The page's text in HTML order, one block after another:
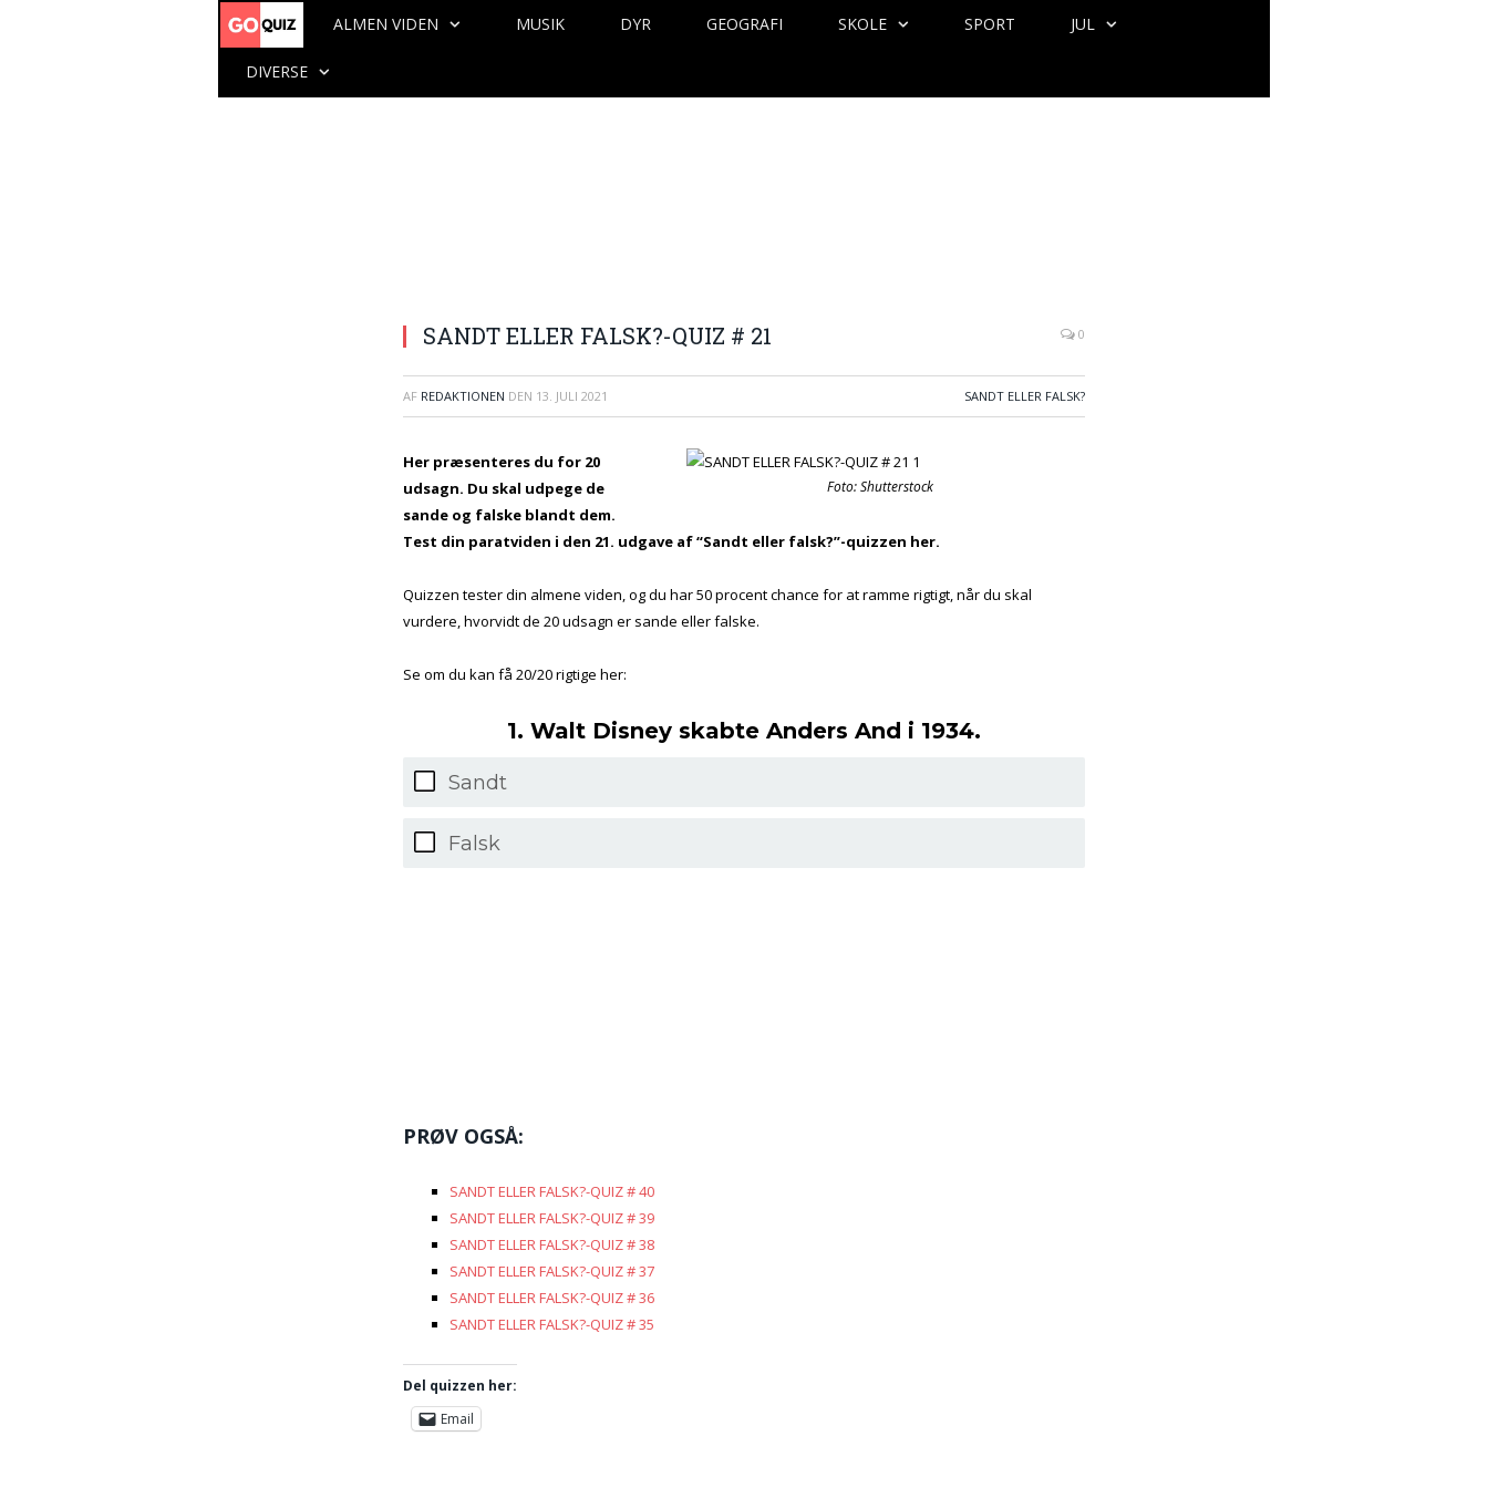
ALMEN VIDEN MUSIK DYR GEOGRAFI SKOLE SPORT JUL
DIVERSE
SANDT ELLER FALSK?-QUIZ # 21 0
AF REDAKTIONEN DEN 13. JULI 2021 SANDT ELLER FALSK?
Foto: Shutterstock
Her præsenteres du for 20
udsagn. Du skal udpege de
sande og falske blandt dem.
Test din paratviden i den 21. udgave af “Sandt eller falsk?”-quizzen her.
Quizzen tester din almene viden, og du har 50 procent chance for at ramme rigtigt, når du skal
vurdere, hvorvidt de 20 udsagn er sande eller falske.
Se om du kan få 20/20 rigtige her:
1. Walt Disney skabte Anders And i 1934.
Sandt
Falsk
PRØV OGSÅ:
SANDT ELLER FALSK?-QUIZ # 40
SANDT ELLER FALSK?-QUIZ # 39
SANDT ELLER FALSK?-QUIZ # 38
SANDT ELLER FALSK?-QUIZ # 37
SANDT ELLER FALSK?-QUIZ # 36
SANDT ELLER FALSK?-QUIZ # 35
Del quizzen her:
Email